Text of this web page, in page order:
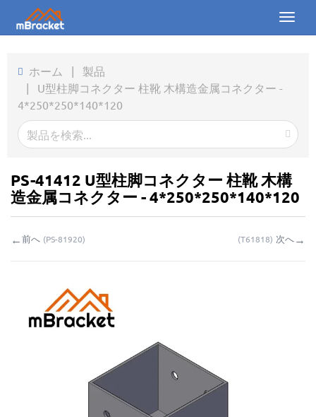
Toggle
製品
会社概要
ダウンロード
お問い合わせ
マイ問い合わせ
ホーム | 製品
| U型柱脚コネクター 柱靴 木構造金属コネクター -
4*250*250*140*120
PS-41412 U型柱脚コネクター 柱靴 木構
造金属コネクター - 4*250*250*140*120
←前へ (PS-81920) (T61818) 次へ→